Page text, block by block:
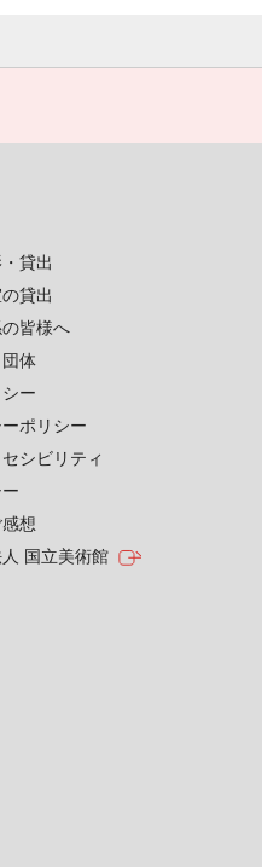
貸出
貸出
皆様へ
体
ー
ポリシー
シビリティ
想
国立美術館